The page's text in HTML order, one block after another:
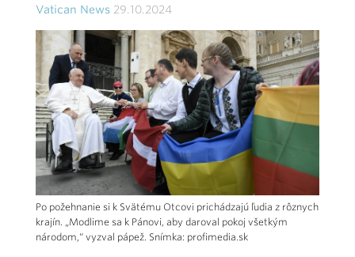
Vatican News 29.10.2024
Po požehnanie si k Svätému Otcovi prichádzajú ľudia z rôznych
krajín. „Modlime sa k Pánovi, aby daroval pokoj všetkým
národom,“ vyzval pápež. Snímka: profimedia.sk